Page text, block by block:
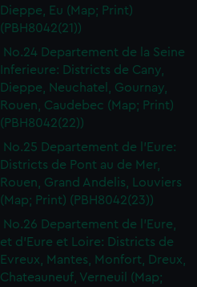
Dieppe, Eu (Map; Print)
(PBH8042(21))
No.24 Departement de la Seine
Inferieure: Districts de Cany,
Dieppe, Neuchatel, Gournay,
Rouen, Caudebec (Map; Print)
(PBH8042(22))
No.25 Departement de l'Eure:
Districts de Pont au de Mer,
Rouen, Grand Andelis, Louviers
(Map; Print) (PBH8042(23))
No.26 Departement de l'Eure,
et d'Eure et Loire: Districts de
Evreux, Mantes, Monfort, Dreux,
Chateauneuf, Verneuil (Map;